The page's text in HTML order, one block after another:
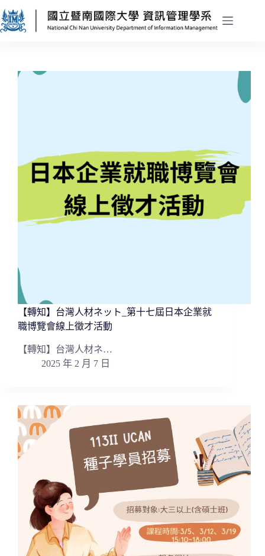
【轉知】台灣人材ネット_第十七屆日本企業就
職博覽會線上徵才活動
【轉知】台灣人材ネ…
2025 年 2 月 7 日